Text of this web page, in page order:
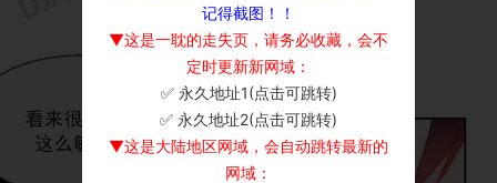
记得截图！！
▼这是一耽的走失页，请务必收藏，会不
定时更新新网域：
✅ 永久地址1(点击可跳转)
✅ 永久地址2(点击可跳转)
▼这是大陆地区网域，会自动跳转最新的
网域：